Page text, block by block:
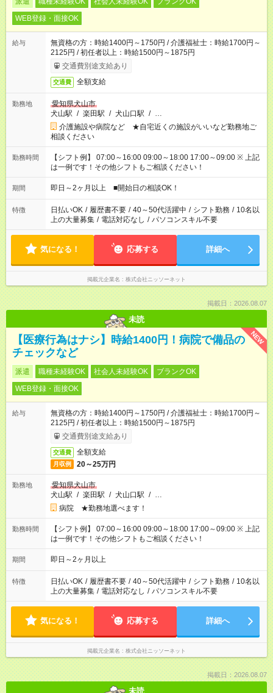
WEB登録・面接OK
給与
無資格の方：時給1400円～1750円 / 介護福祉士：時給1700円～
2125円 / 初任者以上：時給1500円～1875円
交通費別途支給あり
交通費 全額支給
勤務地
愛知県犬山市
犬山駅 / 楽田駅 / 犬山口駅 / …
介護施設や病院など ★自宅近くの施設がいいなど勤務地ご
相談ください
勤務時間
【シフト例】 07:00～16:00 09:00～18:00 17:00～09:00 ※ 上記
は一例です！その他シフトもご相談ください！
期間 即日～2ヶ月以上 ■開始日の相談OK！
特徴 日払いOK / 履歴書不要 / 40～50代活躍中 / シフト勤務 / 10名以
上の大量募集 / 電話対応なし / パソコンスキル不要
気になる！ 応募する 詳細へ
掲載元企業名 株式会社ニッソーネット
掲載日：2026.08.07
未読
NEW
【医療行為はナシ】時給1400円！病院で備品の
チェックなど
派遣 職種未経験OK 社会人未経験OK
ブランクOK
WEB登録・面接OK
給与
無資格の方：時給1400円～1750円 / 介護福祉士：時給1700円～
2125円 / 初任者以上：時給1500円～1875円
交通費別途支給あり
交通費 全額支給
月収例 20～25万円
勤務地
愛知県犬山市
犬山駅 / 楽田駅 / 犬山口駅 / …
病院 ★勤務地選べます！
勤務時間
【シフト例】 07:00～16:00 09:00～18:00 17:00～09:00 ※ 上記
は一例です！その他シフトもご相談ください！
期間 即日～2ヶ月以上
特徴 日払いOK / 履歴書不要 / 40～50代活躍中 / シフト勤務 / 10名以
上の大量募集 / 電話対応なし / パソコンスキル不要
気になる！ 応募する 詳細へ
掲載元企業名 株式会社ニッソーネット
掲載日：2026.08.07
未読